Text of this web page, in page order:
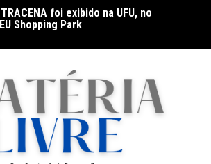
foi exibido na UFU, no
Shopping Park